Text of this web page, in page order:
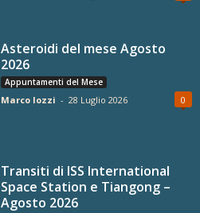
Asteroidi del mese Agosto
2026
Appuntamenti del Mese
Marco Iozzi - 28 Luglio 2026 0
Transiti di ISS International
Space Station e Tiangong –
Agosto 2026